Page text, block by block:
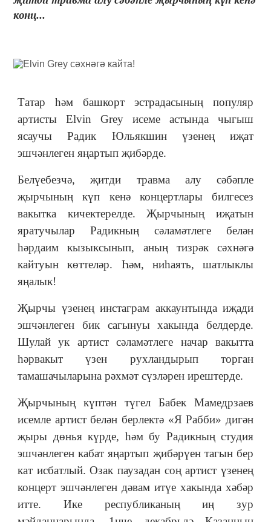
конц...
Татар һәм башкорт эстрадасының популяр
артисты Elvin Grey исеме астында чыгыш
ясаучы Радик Юльякшин үзенең иҗат
эшчәнлеген яңартып җибәрде.
Белүебезчә, җитди травма алу сәбәпле
җырчының күп кенә концертлары билгесез
вакытка кичектерелде. Җырчының иҗатын
яратучылар Радикның сәламәтлеге белән
һәрдаим кызыксынып, аның тизрәк сәхнәгә
кайтуын көттеләр. Һәм, ниһаять, шатлыклы
яңалык!
Җырчы үзенең инстаграм аккаунтында иҗади
эшчәнлеген бик сагынуы хакында белдерде.
Шулай ук артист сәламәтлеге начар вакытта
һәрвакыт үзен рухландырып торган
тамашачыларына рәхмәт сүзләрен ирештерде.
Җырчының күптән түгел Бабек Мамедрзаев
исемле артист белән берлектә «Я Рабби» дигән
җыры дөнья күрде, һәм бу Радикның студия
эшчәнлеген кабат яңартып җибәрүен тагын бер
кат исбатлый. Озак паузадан соң артист үзенең
концерт эшчәнлеген дәвам итүе хакында хәбәр
итте. Ике республиканың иң зур